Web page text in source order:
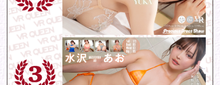
お問い合わせ
各種お問い合わせはこちらからどうぞ。